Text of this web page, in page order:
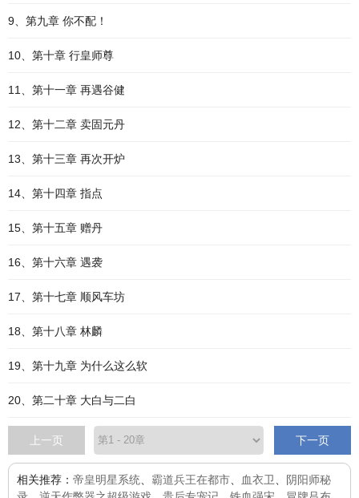
9、第九章 你不配！
10、第十章 行皇师尊
11、第十一章 再遇谷健
12、第十二章 卖固元丹
13、第十三章 再次开炉
14、第十四章 指点
15、第十五章 赠丹
16、第十六章 遇袭
17、第十七章 顺风车坊
18、第十八章 林麟
19、第十九章 为什么这么软
20、第二十章 大白与二白
上一页 下一页
相关推荐： 帝皇明星系统 霸道兵王在都市 血衣卫
阴阳师秘